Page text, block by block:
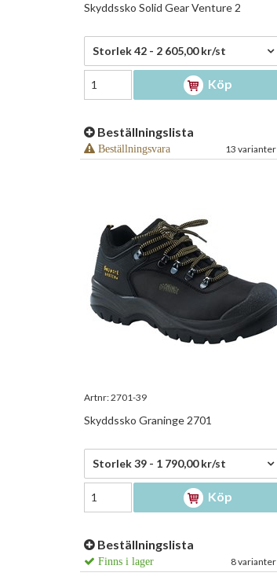
Skyddssko Solid Gear Venture 2
2 605,00 kr/st
Storlek 42 - 2 605,00 kr/st
Köp
Beställningslista
Beställningsvara 13 varianter
Artnr:2701-39
Skyddssko Graninge 2701
1 790,00 kr/st
Storlek 39 - 1 790,00 kr/st
Köp
Beställningslista
Finns i lager 8 varianter